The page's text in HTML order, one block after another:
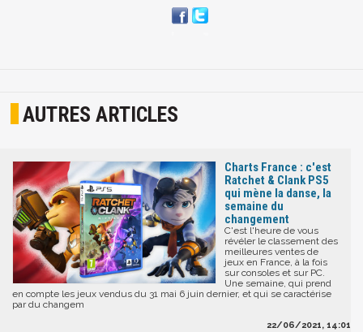
AUTRES ARTICLES
Charts France : c'est
Ratchet & Clank PS5
qui mène la danse, la
semaine du
changement
C'est l'heure de vous
révéler le classement des
meilleures ventes de
jeux en France, à la fois
sur consoles et sur PC.
Une semaine, qui prend
en compte les jeux vendus du 31 mai 6 juin dernier, et qui se caractérise
par du changem
22/06/2021, 14:01